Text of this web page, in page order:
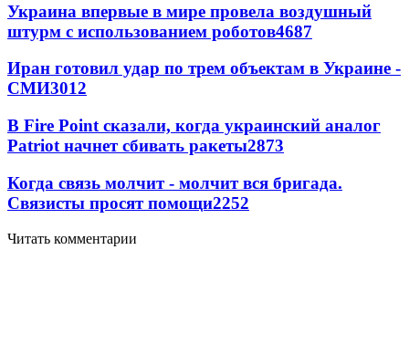
Украина впервые в мире провела воздушный
штурм с использованием роботов4687
Иран готовил удар по трем объектам в Украине -
СМИ3012
В Fire Point сказали, когда украинский аналог
Patriot начнет сбивать ракеты2873
Когда связь молчит - молчит вся бригада.
Связисты просят помощи2252
Читать комментарии